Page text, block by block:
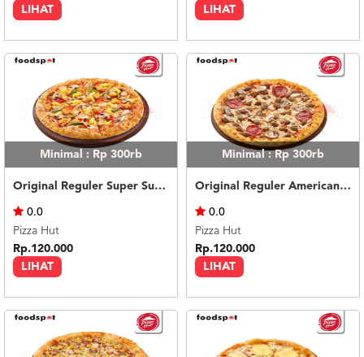
LIHAT LIHAT
Minimal : Rp 300rb
Original Reguler Super Supreme Chicken
LIHAT
0.0
Pizza Hut
Rp.120.000
Minimal : Rp 300rb
Original Reguler American Favorite
LIHAT
0.0
Pizza Hut
Rp.120.000